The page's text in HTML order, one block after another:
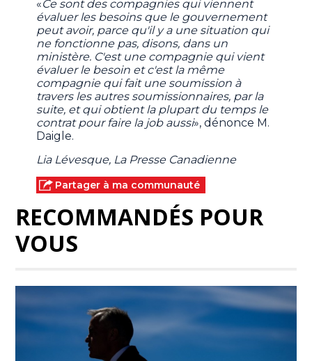
«Ce sont des compagnies qui viennent
évaluer les besoins que le gouvernement
peut avoir, parce qu'il y a une situation qui
ne fonctionne pas, disons, dans un
ministère. C'est une compagnie qui vient
évaluer le besoin et c'est la même
compagnie qui fait une soumission à
travers les autres soumissionnaires, par la
suite, et qui obtient la plupart du temps le
contrat pour faire la job aussi», dénonce M.
Daigle.
Lia Lévesque, La Presse Canadienne
Partager à ma communauté
RECOMMANDÉS POUR
VOUS